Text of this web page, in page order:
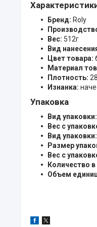
Бренд: Roly
Вес: 512г
Вид
Цвет товара:
Материал
Плотность:
Изнанка:
Упаковка
Вид упаковки:
Вес с
Вид упаковки:
Размер
Вес с
Количество в
Объем